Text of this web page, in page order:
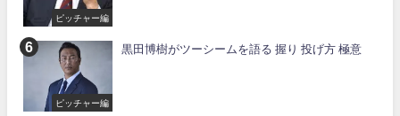
ピッチャー編
ピッチャー編
黒田博樹がツーシームを語る 握り 投げ方 極意